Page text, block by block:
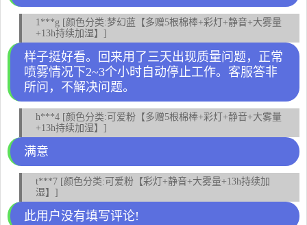
1***g [颜色分类:梦幻蓝【多赠5根棉棒+彩灯+静音+大雾量
+13h持续加湿】]
样子挺好看。回来用了三天出现质量问题，正常
喷雾情况下2~3个小时自动停止工作。客服答非
所问，不解决问题。
h***4 [颜色分类:可爱粉【多赠5根棉棒+彩灯+静音+大雾量
+13h持续加湿】]
满意
t***7 [颜色分类:可爱粉【彩灯+静音+大雾量+13h持续加
湿】]
此用户没有填写评论!